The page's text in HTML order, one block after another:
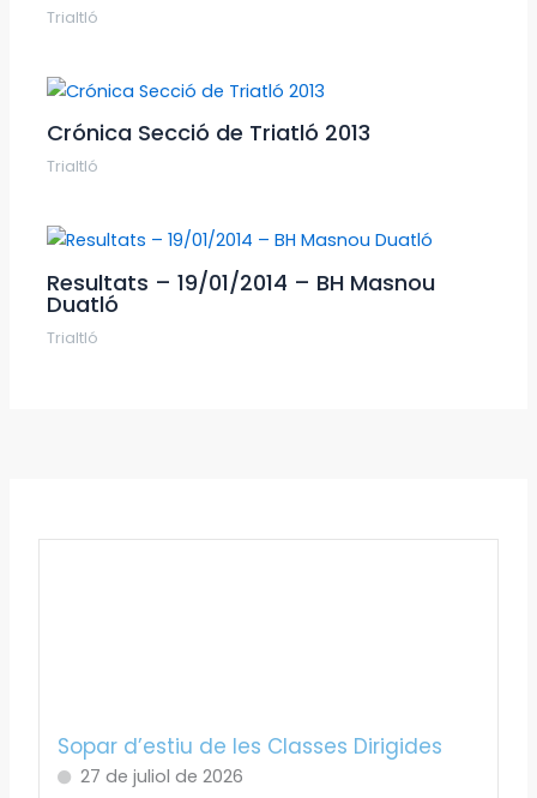
Trialtló
Crónica Secció de Triatló 2013
Trialtló
Resultats – 19/01/2014 – BH Masnou
Duatló
Trialtló
Sopar d’estiu de les Classes Dirigides
27 de juliol de 2026